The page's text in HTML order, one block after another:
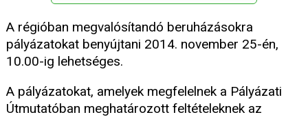
A régióban megvalósítandó beruházásokra
pályázatokat benyújtani 2014. november 25-én,
10.00-ig lehetséges.
A pályázatokat, amelyek megfelelnek a Pályázati
Útmutatóban meghatározott feltételeknek az